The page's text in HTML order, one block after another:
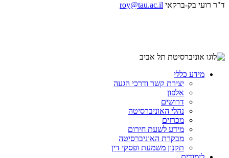
ד"ר רועי בק-ברקאי roy@tau.ac.il
מידע כללי
יצירת קשר ודרכי הגעה
אלפון
דרושים
נהלי האוניברסיטה
מכרזים
מידע לשעת חירום
מבקרת האוניברסיטה
תקנון משמעת ופסקי דין